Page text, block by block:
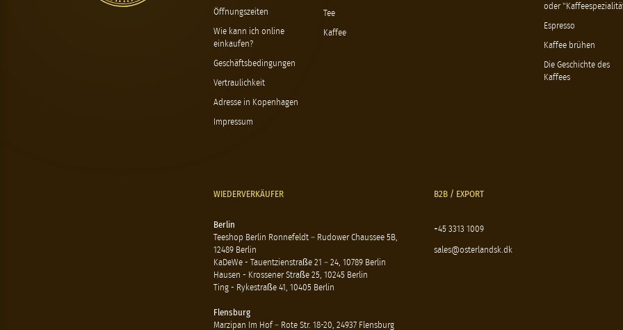
Öffnungszeiten
Wie kann ich online
einkaufen?
Geschäftsbedingungen
Vertraulichkeit
Adresse in Kopenhagen
Impressum
Tee
Kaffee
oder
Espresso
Kaffee brühen
Die Geschichte des
Kaffees
WIEDERVERKÄUFER
Berlin
Teeshop Berlin Ronnefeldt – Rudower Chaussee 5B,
12489 Berlin
KaDeWe - Tauentzienstraße 21 – 24, 10789 Berlin
Hausen - Krossener Straße 25, 10245 Berlin
Ting - Rykestraße 41, 10405 Berlin
Flensburg
Marzipan Im Hof – Rote Str. 18-20, 24937 Flensburg
B2B / EXPORT
+45 3313 1009
sales@osterlandsk.dk